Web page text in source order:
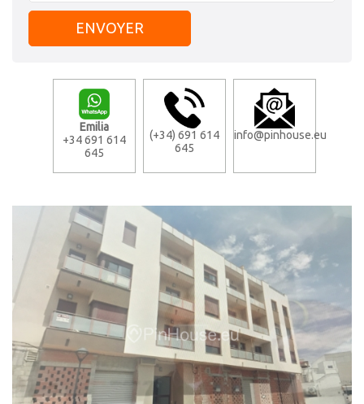
Emilia
+34 691 614
645
(+34) 691 614
645
info@pinhouse.eu